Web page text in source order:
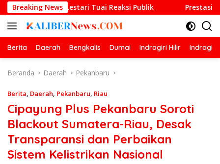
Langsung
ke
konten
Breaking News
Lestari Tuai Reaksi Publik Prestasi Gemilang O2SN,
Berita Daerah Bengkalis Dumai Indragiri Hilir Indragiri
Beranda Daerah Pekanbaru
Berita, Daerah, Pekanbaru, Riau
Cipayung Plus Pekanbaru Soroti
Blackout Sumatera-Riau, Desak
Transparansi dan Perbaikan
Sistem Kelistrikan Nasional